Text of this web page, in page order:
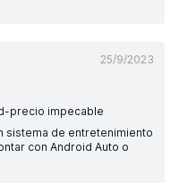
25/9/2023
precio impecable
sistema de entretenimiento
con Android Auto o